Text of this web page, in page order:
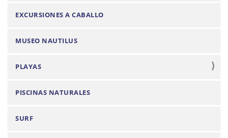
a
i
n
EXCURSIONES A CABALLO
MUSEO NAUTILUS
PLAYAS
PISCINAS NATURALES
SURF